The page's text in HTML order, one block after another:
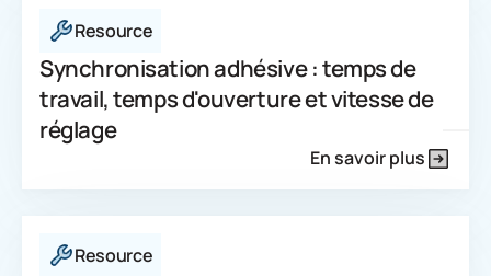
Resource
Synchronisation adhésive : temps de
travail, temps d'ouverture et vitesse de
réglage
En savoir plus
Resource